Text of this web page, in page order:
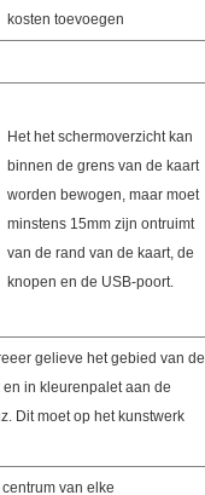
kosten toevoegen
Het het schermoverzicht kan
binnen de grens van de kaart
worden bewogen, maar moet
minstens 15mm zijn ontruimt
van de rand van de kaart, de
knopen en de USB-poort.
gelieve het gebied van de
in kleurenpalet aan de
Dit moet op het kunstwerk
van elke